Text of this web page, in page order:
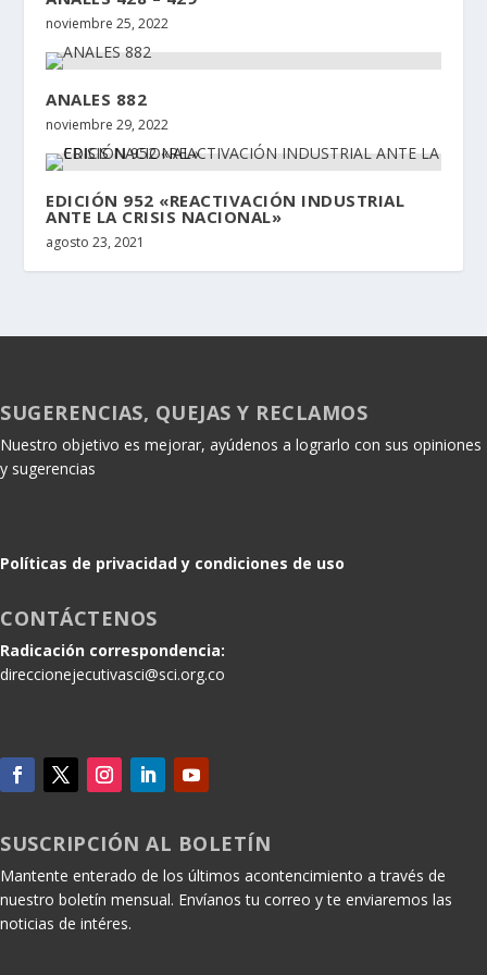
noviembre 25, 2022
ANALES 882
noviembre 29, 2022
EDICIÓN 952 «REACTIVACIÓN INDUSTRIAL
ANTE LA CRISIS NACIONAL»
agosto 23, 2021
SUGERENCIAS, QUEJAS Y RECLAMOS
Nuestro objetivo es mejorar, ayúdenos a lograrlo con sus opiniones
y sugerencias
Políticas de privacidad y condiciones de uso
CONTÁCTENOS
Radicación correspondencia:
direccionejecutivasci@sci.org.co
SUSCRIPCIÓN AL BOLETÍN
Mantente enterado de los últimos acontencimiento a través de
nuestro boletín mensual. Envíanos tu correo y te enviaremos las
noticias de intéres.